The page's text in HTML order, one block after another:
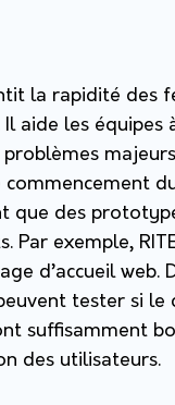
la rapidité des
aide les équipes
majeurs
que des
Par exemple,
d’accueil web.
tester si le
suffisamment
des utilisateurs.